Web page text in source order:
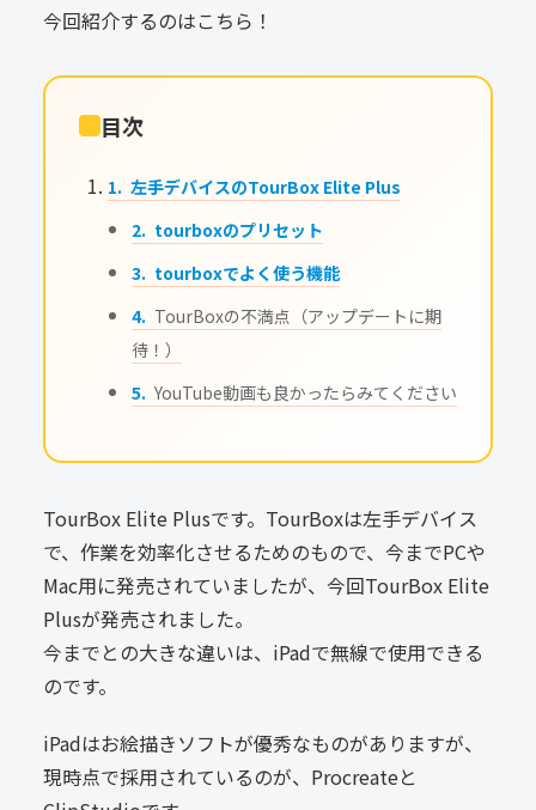
今回紹介するのはこちら！
目次
左手デバイスのTourBox Elite Plus
tourboxのプリセット
tourboxでよく使う機能
TourBoxの不満点（アップデートに期
待！）
YouTube動画も良かったらみてください
TourBox Elite Plusです。TourBoxは左手デバイス
で、作業を効率化させるためのもので、今までPCや
Mac用に発売されていましたが、今回TourBox Elite
Plusが発売されました。
今までとの大きな違いは、iPadで無線で使用できる
のです。
iPadはお絵描きソフトが優秀なものがありますが、
現時点で採用されているのが、Procreateと